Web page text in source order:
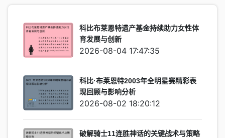
科比布莱恩特遗产基金持续助力女性体
育发展与创新
2026-08-04 17:47:35
科比·布莱恩特2003年全明星赛精彩表
现回顾与影响分析
2026-08-02 18:20:12
破解骑士11连胜神话的关键战术与策略